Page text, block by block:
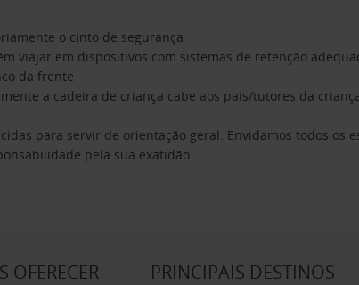
o cinto de segurança
viajar em dispositivos com sistemas de retenção
da frente
a cadeira de criança cabe aos pais/tutores da
para servir de orientação geral. Envidamos todos os
pela sua exatidão.
OFERECER PRINCIPAIS DESTINOS